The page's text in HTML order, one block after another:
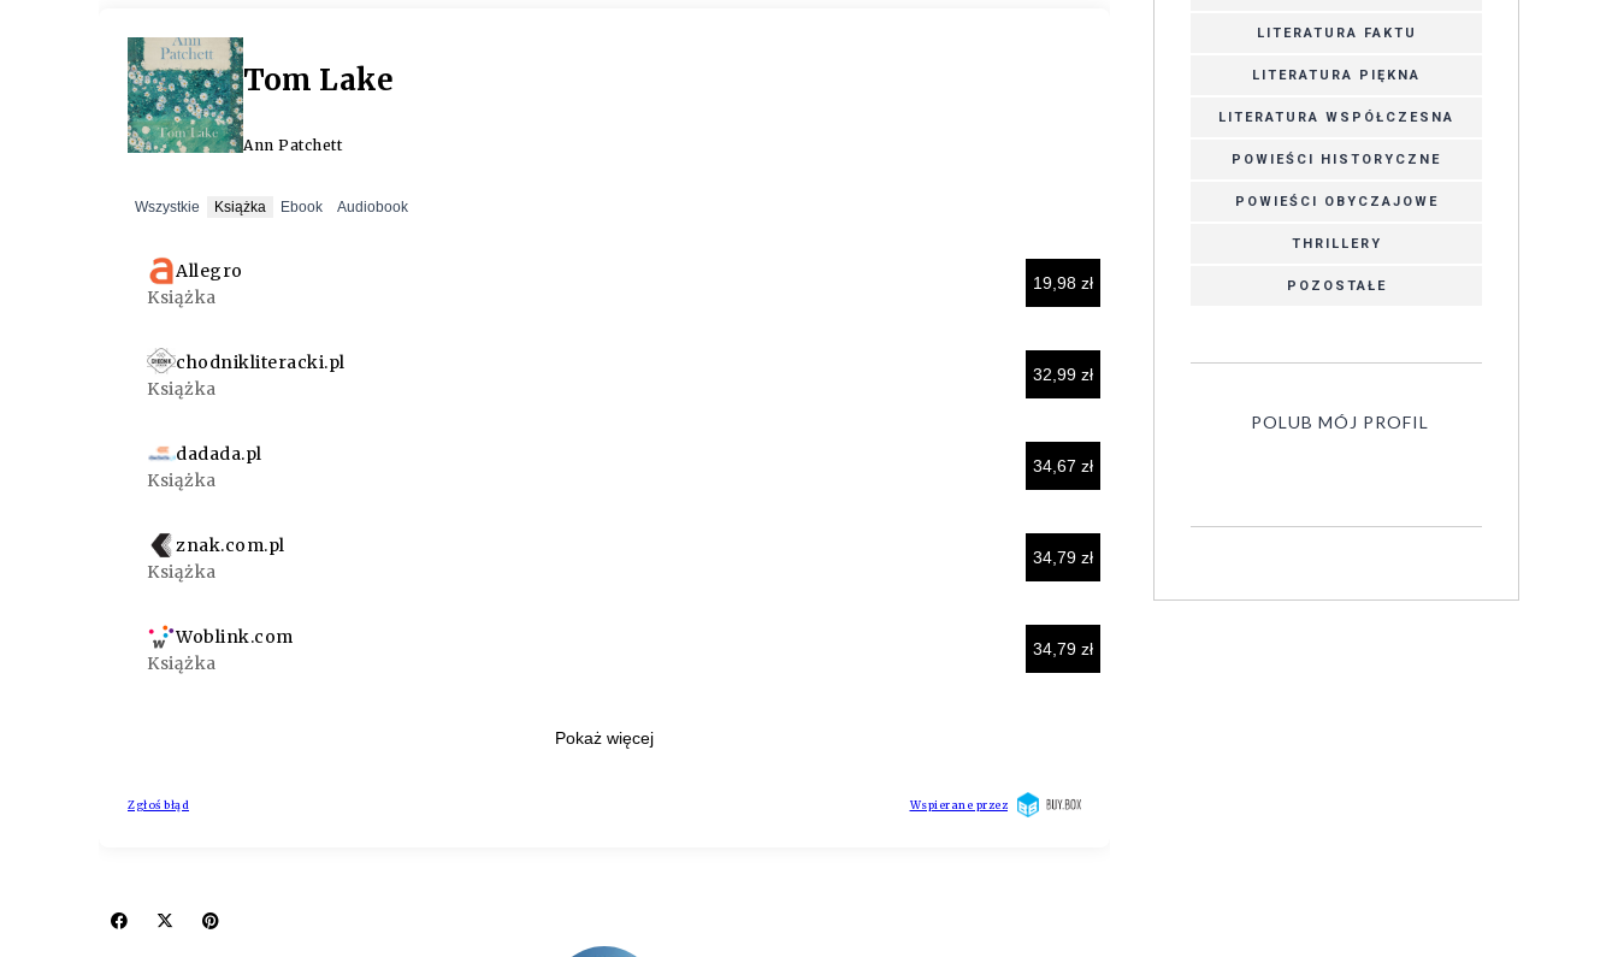
LITERATURA FAKTU
LITERATURA PIĘKNA
LITERATURA WSPÓŁCZESNA
POWIEŚCI HISTORYCZNE
POWIEŚCI OBYCZAJOWE
THRILLERY
POZOSTAŁE
POLUB MÓJ PROFIL